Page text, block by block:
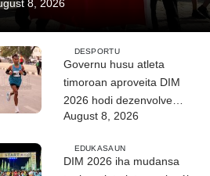
8, 2026
DESPORTU
Governu husu atleta
timoroan aproveita DIM
2026 hodi dezenvolve
kapasidade
August 8, 2026
EDUKASAUN
DIM 2026 iha mudansa